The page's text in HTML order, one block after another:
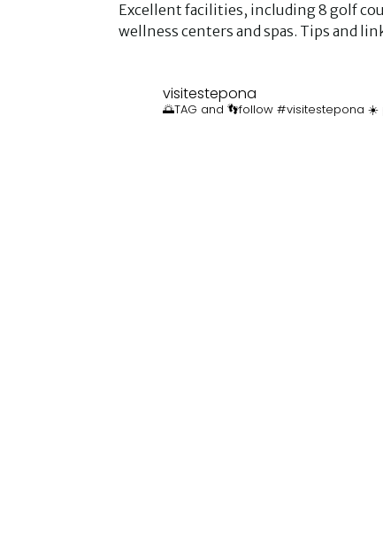
Excellent facilities, including 8 golf
wellness centers and spas. Tips and
visitestepona
🌅TAG and 👣follow #visitestepona